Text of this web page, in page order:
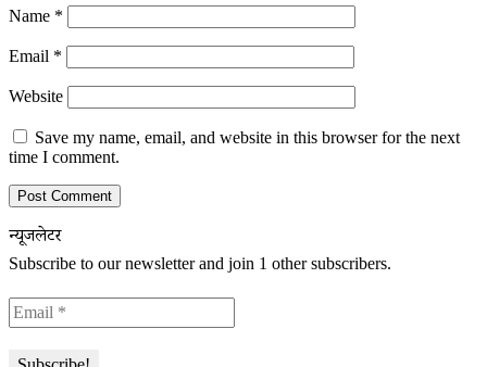
Name *
Email *
Website
Save my name, email, and website in this browser for the next
time I comment.
न्यूजलेटर
Subscribe to our newsletter and join 1 other subscribers.